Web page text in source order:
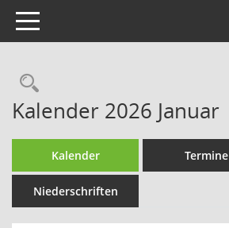
Toggle navigation
Rechercheauswahl
Kalender 2026 Januar
Kalender Termine
Niederschriften